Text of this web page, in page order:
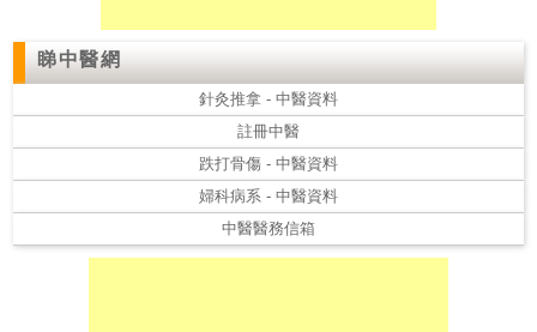
中
睇中醫網
針灸推拿 - 中醫資料
註冊中醫
跌打骨傷 - 中醫資料
婦科病系 - 中醫資料
中醫醫務信箱